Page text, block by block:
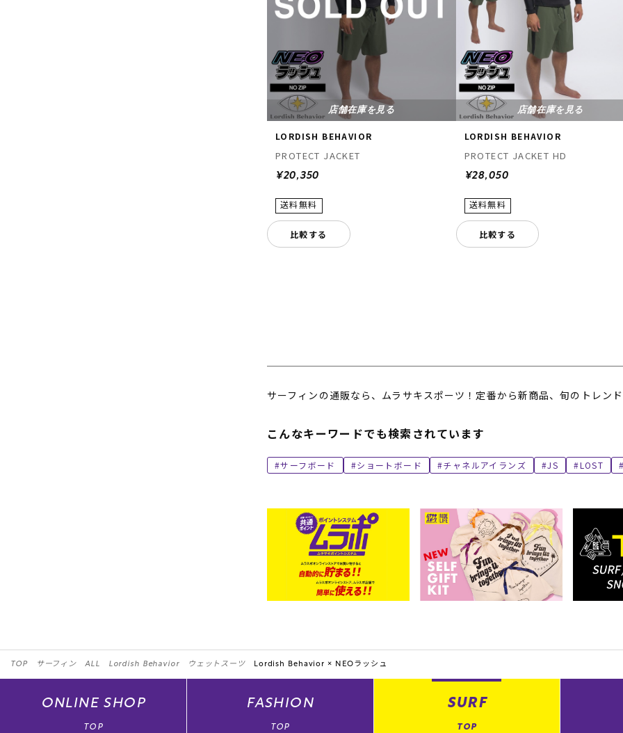
店舗在庫を見る
LORDISH BEHAVIOR
PROTECT JACKET
¥20,350
比較する
店舗在庫を見る
LORDISH BEHAVIOR
PROTECT JACKET HD
¥28,050
比較する
サーフィンの通販なら、ムラサキスポーツ！定番から新商品、旬のトレン
こんなキーワードでも検索されています
サーフボード ショートボード チャネルアイランズ JS LOST
TOP サーフィン ALL Lordish Behavior ウェットスーツ Lordish Behavior × NEOラッシュ
ONLINE SHOP
TOP
FASHION
TOP
SURF
TOP